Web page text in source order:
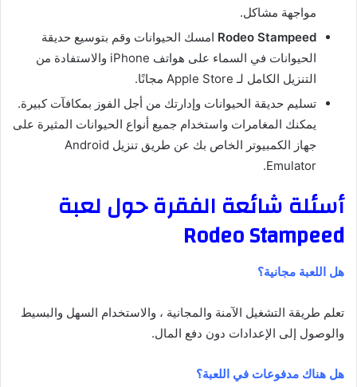
مواجهة مشاكل.
Rodeo Stampeed امسك الحيوانات وقم بتوسيع حديقة
الحيوانات في السماء على هواتف iPhone والاستفادة من
التنزيل الكامل لـ Apple Store مجانًا.
تسليم حديقة الحيوانات وإدارتك من أجل الفوز بمكافآت كبيرة.
يمكنك المغامرات واستخدام جميع أنواع الحيوانات المثيرة على
جهاز الكمبيوتر الخاص بك عن طريق تنزيل Android
Emulator.
أسئلة شائعة الفقرة حول لعبة
Rodeo Stampeed
هل اللعبة مجانية؟
تعلم طريقة التشغيل الآمنة والمجانية ، والاستخدام السهل والبسيط
والوصول إلى الإعدادات دون دفع المال.
هل هناك مدفوعات في اللعبة؟